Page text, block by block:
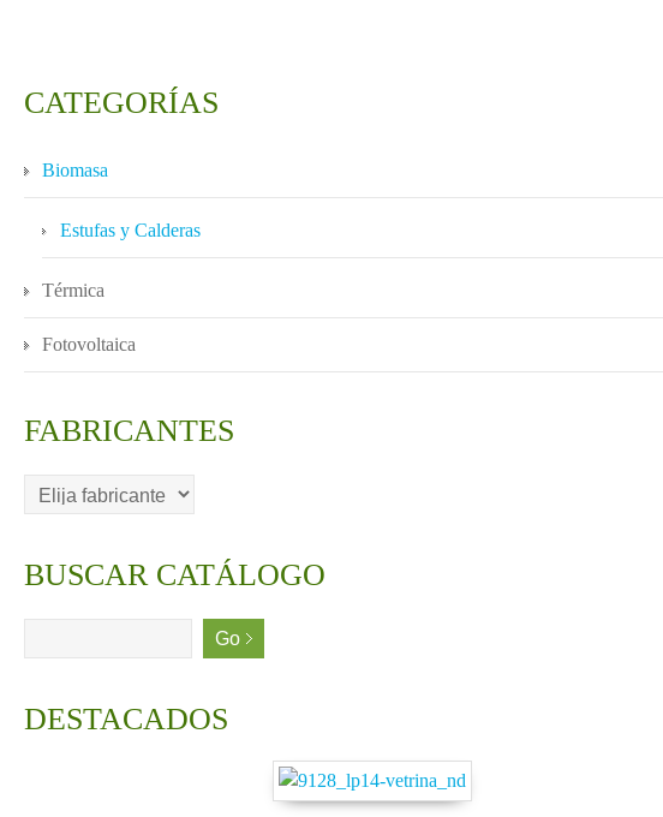
CATEGORÍAS
Biomasa
Estufas y Calderas
Térmica
Fotovoltaica
FABRICANTES
BUSCAR CATÁLOGO
DESTACADOS